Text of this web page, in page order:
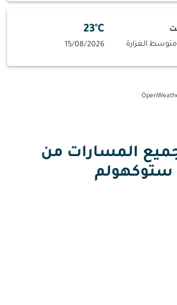
الغزارة
23°C
15/08/2026
المسارات من
ستوكهولم